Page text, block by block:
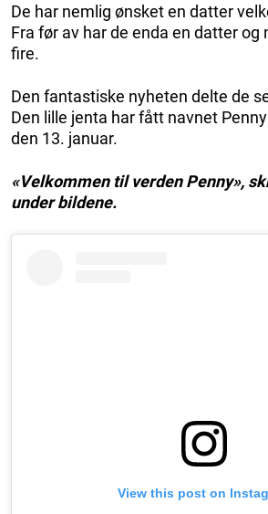
De har nemlig ønsket en datter
Fra før av har de enda en datter
fire.
Den fantastiske nyheten delte de
Den lille jenta har fått navnet
den 13. januar.
«Velkommen til verden Penny»,
under bildene.
View this post on